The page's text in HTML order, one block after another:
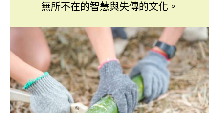
無所不在的智慧與失傳的文化。